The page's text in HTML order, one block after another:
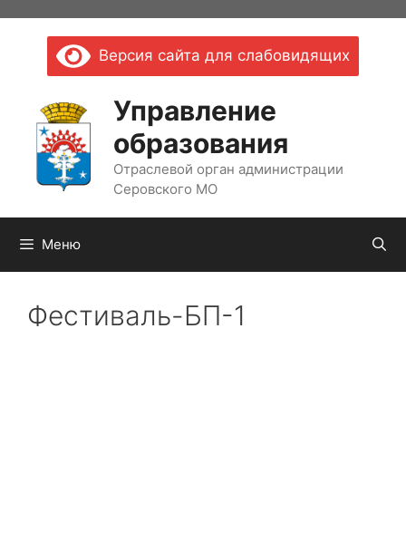
содержимомуВерсия сайта для слабовидящих
Управление
образования
Отраслевой орган администрации
Серовского МО
Меню
Фестиваль-БП-1